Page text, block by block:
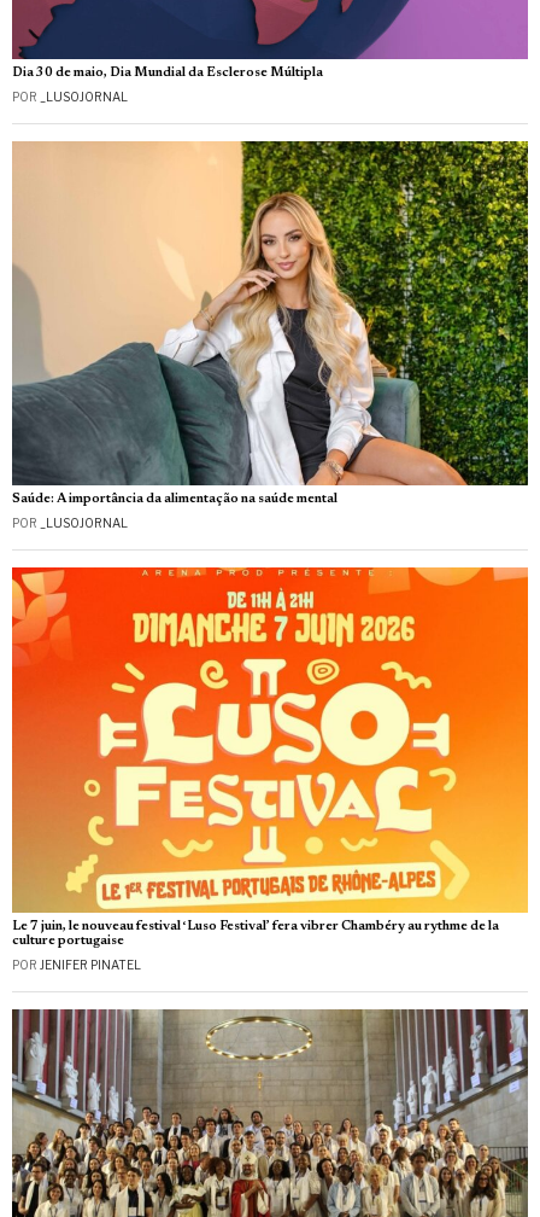
Dia 30 de maio, Dia Mundial da Esclerose Múltipla
POR _LUSOJORNAL
Saúde: A importância da alimentação na saúde mental
POR _LUSOJORNAL
Le 7 juin, le nouveau festival ‘Luso Festival’ fera vibrer Chambéry au rythme de la
culture portugaise
POR JENIFER PINATEL